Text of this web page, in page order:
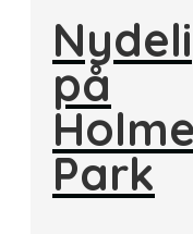
på
Park